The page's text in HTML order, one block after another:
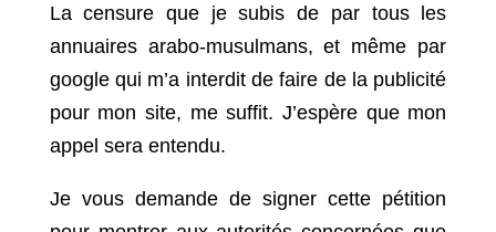
La censure que je subis de par tous les
annuaires arabo-musulmans, et même par
google qui m’a interdit de faire de la publicité
pour mon site, me suffit. J’espère que mon
appel sera entendu.
Je vous demande de signer cette pétition